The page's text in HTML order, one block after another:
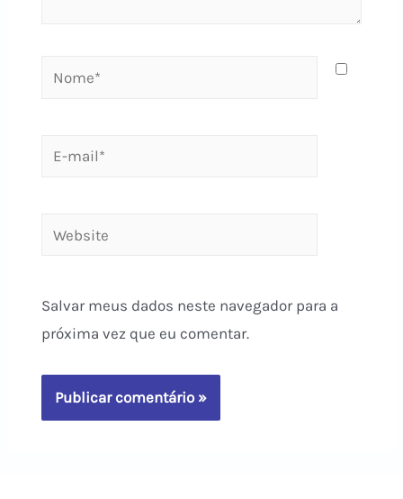
Nome*
E-
Website
Salvar meus dados neste navegador para a
próxima vez que eu comentar.